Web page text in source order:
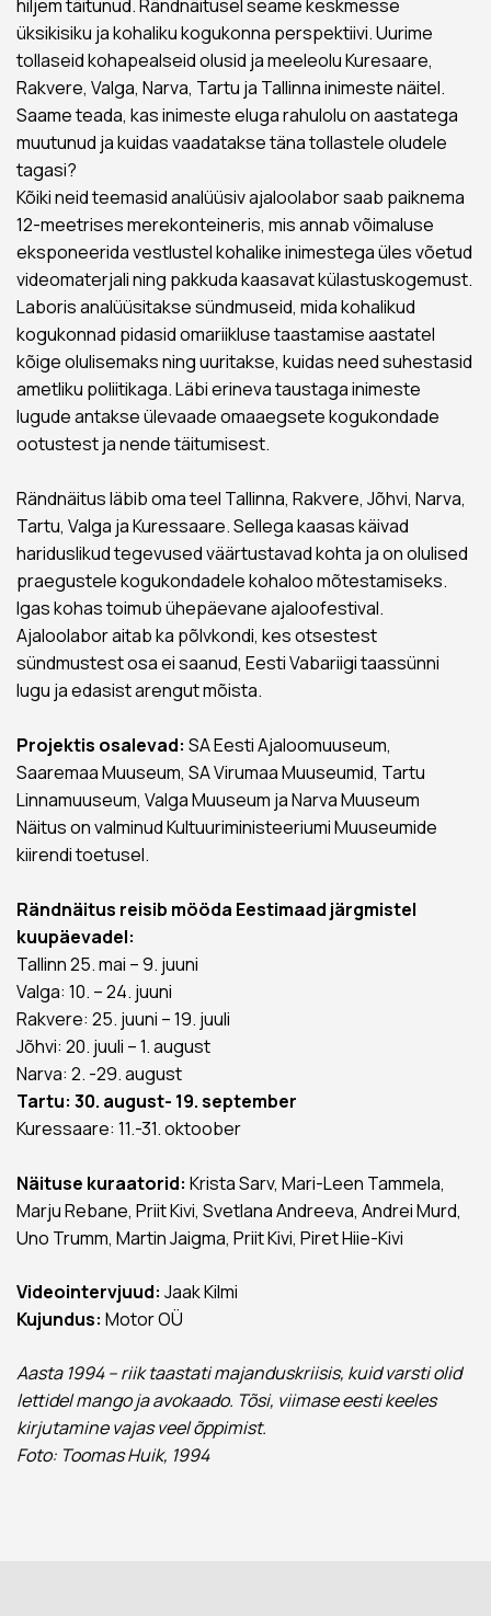
hiljem täitunud. Rändnäitusel seame keskmesse
üksikisiku ja kohaliku kogukonna perspektiivi. Uurime
tollaseid kohapealseid olusid ja meeleolu Kuresaare,
Rakvere, Valga, Narva, Tartu ja Tallinna inimeste näitel.
Saame teada, kas inimeste eluga rahulolu on aastatega
muutunud ja kuidas vaadatakse täna tollastele oludele
tagasi?
Kõiki neid teemasid analüüsiv ajaloolabor saab paiknema
12-meetrises merekonteineris, mis annab võimaluse
eksponeerida vestlustel kohalike inimestega üles võetud
videomaterjali ning pakkuda kaasavat külastuskogemust.
Laboris analüüsitakse sündmuseid, mida kohalikud
kogukonnad pidasid omariikluse taastamise aastatel
kõige olulisemaks ning uuritakse, kuidas need suhestasid
ametliku poliitikaga. Läbi erineva taustaga inimeste
lugude antakse ülevaade omaaegsete kogukondade
ootustest ja nende täitumisest.
Rändnäitus läbib oma teel Tallinna, Rakvere, Jõhvi, Narva,
Tartu, Valga ja Kuressaare. Sellega kaasas käivad
hariduslikud tegevused väärtustavad kohta ja on olulised
praegustele kogukondadele kohaloo mõtestamiseks.
Igas kohas toimub ühepäevane ajaloofestival.
Ajaloolabor aitab ka põlvkondi, kes otsestest
sündmustest osa ei saanud, Eesti Vabariigi taassünni
lugu ja edasist arengut mõista.
Projektis osalevad: SA Eesti Ajaloomuuseum,
Saaremaa Muuseum, SA Virumaa Muuseumid, Tartu
Linnamuuseum, Valga Muuseum ja Narva Muuseum
Näitus on valminud Kultuuriministeeriumi Muuseumide
kiirendi toetusel.
Rändnäitus reisib mööda Eestimaad järgmistel
kuupäevadel:
Tallinn 25. mai – 9. juuni
Valga: 10. – 24. juuni
Rakvere: 25. juuni – 19. juuli
Jõhvi: 20. juuli – 1. august
Narva: 2. -29. august
Tartu: 30. august- 19. september
Kuressaare: 11.-31. oktoober
Näituse kuraatorid: Krista Sarv, Mari-Leen Tammela,
Marju Rebane, Priit Kivi, Svetlana Andreeva, Andrei Murd,
Uno Trumm, Martin Jaigma, Priit Kivi, Piret Hiie-Kivi
Videointervjuud: Jaak Kilmi
Kujundus: Motor OÜ
Aasta 1994 – riik taastati majanduskriisis, kuid varsti olid
lettidel mango ja avokaado. Tõsi, viimase eesti keeles
kirjutamine vajas veel õppimist.
Foto: Toomas Huik, 1994